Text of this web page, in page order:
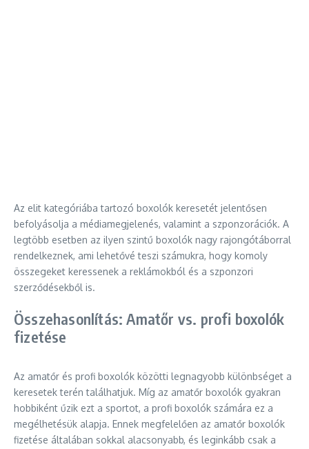
Az elit kategóriába tartozó boxolók keresetét jelentősen
befolyásolja a médiamegjelenés, valamint a szponzorációk. A
legtöbb esetben az ilyen szintű boxolók nagy rajongótáborral
rendelkeznek, ami lehetővé teszi számukra, hogy komoly
összegeket keressenek a reklámokból és a szponzori
szerződésekből is.
Összehasonlítás: Amatőr vs. profi boxolók
fizetése
Az amatőr és profi boxolók közötti legnagyobb különbséget a
keresetek terén találhatjuk. Míg az amatőr boxolók gyakran
hobbiként űzik ezt a sportot, a profi boxolók számára ez a
megélhetésük alapja. Ennek megfelelően az amatőr boxolók
fizetése általában sokkal alacsonyabb, és leginkább csak a